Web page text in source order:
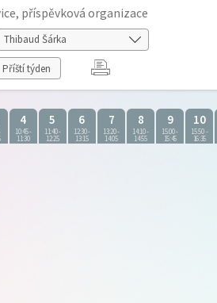
příspěvková organizace
Příští týden
4
10:45-
11:30
5
11:40-
12:25
6
12:30-
13:15
7
13:20-
14:05
8
14:10-
14:55
9
15:00-
15:45
10
15:50-
16:35